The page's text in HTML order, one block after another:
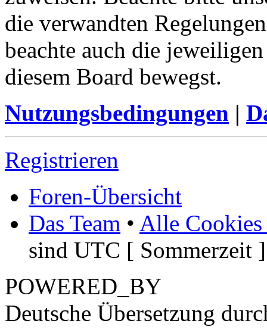
die verwandten
beachte auch die
diesem Board bewegst.
Nutzungsbedingungen |
Registrieren
Foren-Übersicht
Das Team • Alle Cookies
sind UTC [ Sommerzeit ]
POWERED_BY
Deutsche Übersetzung